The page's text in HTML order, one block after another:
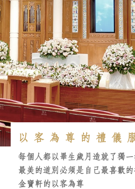
以客為尊的禮儀
每個人都以畢生歲月造就了獨
最美的道別必須是自己最喜歡
金寶軒的以客為尊